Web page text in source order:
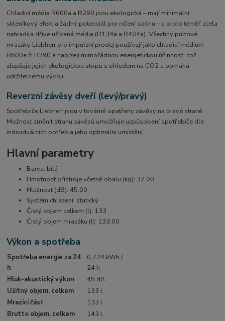
Chladicí média R600a a R290 jsou ekologická – mají minimální
skleníkový efekt a žádný potenciál pro ničení ozónu – a proto téměř zcela
nahradila dříve užívaná média (R134a a R404a). Všechny pultové
mrazáky Liebherr pro impulzní prodej používají jako chladicí médium
R600a či R290 a nabízejí mimořádnou energetickou účinnost, což
zlepšuje jejich ekologickou stopu s ohledem na CO2 a pomáhá
udržitelnému vývoji.
Reverzní závěsy dveří (levý/pravý)
Spotřebiče Liebherr jsou v továrně opatřeny závěsy na pravé straně.
Možnost změnit stranu závěsů umožňuje uzpůsobení spotřebiče dle
individuálních potřeb a jeho optimální umístění.
Hlavní parametry
Barva: bílá
Hmotnost přístroje včetně obalu (kg): 37.00
Hlučnost (dB): 45.00
Systém chlazení: statický
Čistý objem celkem (l): 133
Čistý objem mrazáku (l): 133.00
Výkon a spotřeba
Spotřeba energie za 24
h
0,724 kWh /
24 h
Hluk-akustický výkon
45 dB
Užitný objem, celkem
133 l
Mrazící část
133 l
Brutto objem, celkem
143 l